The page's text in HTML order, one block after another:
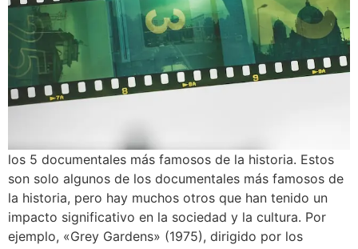
los 5 documentales más famosos de la historia. Estos
son solo algunos de los documentales más famosos de
la historia, pero hay muchos otros que han tenido un
impacto significativo en la sociedad y la cultura. Por
ejemplo, «Grey Gardens» (1975), dirigido por los